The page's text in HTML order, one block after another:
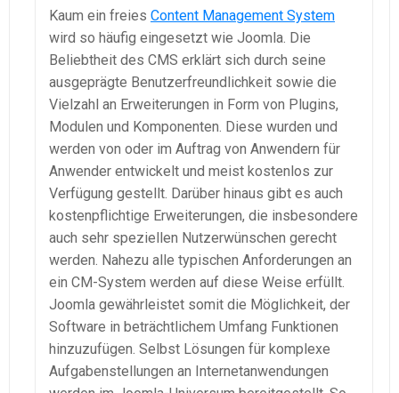
Kaum ein freies Content Management System
wird so häufig eingesetzt wie Joomla. Die
Beliebtheit des CMS erklärt sich durch seine
ausgeprägte Benutzerfreundlichkeit sowie die
Vielzahl an Erweiterungen in Form von Plugins,
Modulen und Komponenten. Diese wurden und
werden von oder im Auftrag von Anwendern für
Anwender entwickelt und meist kostenlos zur
Verfügung gestellt. Darüber hinaus gibt es auch
kostenpflichtige Erweiterungen, die insbesondere
auch sehr speziellen Nutzerwünschen gerecht
werden. Nahezu alle typischen Anforderungen an
ein CM-System werden auf diese Weise erfüllt.
Joomla gewährleistet somit die Möglichkeit, der
Software in beträchtlichem Umfang Funktionen
hinzuzufügen. Selbst Lösungen für komplexe
Aufgabenstellungen an Internetanwendungen